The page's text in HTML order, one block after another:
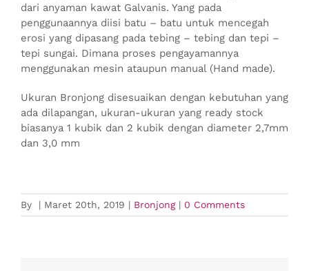
dari anyaman kawat Galvanis. Yang pada
penggunaannya diisi batu – batu untuk mencegah
erosi yang dipasang pada tebing – tebing dan tepi –
tepi sungai. Dimana proses pengayamannya
menggunakan mesin ataupun manual (Hand made).
Ukuran Bronjong disesuaikan dengan kebutuhan yang
ada dilapangan, ukuran-ukuran yang ready stock
biasanya 1 kubik dan 2 kubik dengan diameter 2,7mm
dan 3,0 mm
By | Maret 20th, 2019 | Bronjong | 0 Comments